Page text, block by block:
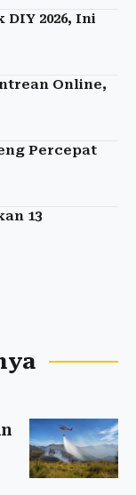
2026, Ini
Online,
Percepat
13